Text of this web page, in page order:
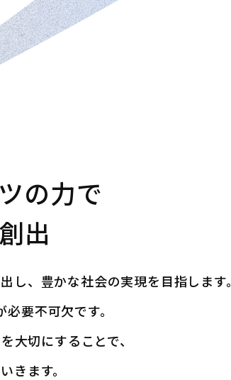
の力で
出
し、豊かな社会の実現を目指します。
要不可欠です。
大切にすることで、
きます。